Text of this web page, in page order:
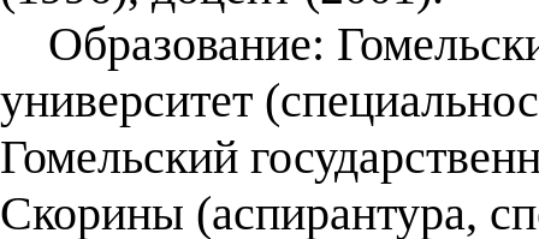
Образование:
университет
Гомельский
Скорины (аспирантура,